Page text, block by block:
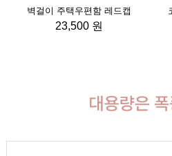
벽걸이 주택우편함 레드캡
23,500 원